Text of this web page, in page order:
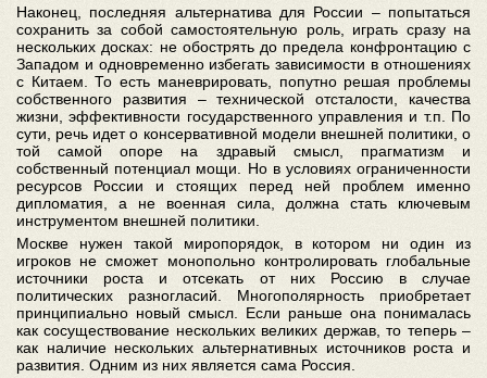
Наконец, последняя альтернатива для России – попытаться
сохранить за собой самостоятельную роль, играть сразу на
нескольких досках: не обострять до предела конфронтацию с
Западом и одновременно избегать зависимости в отношениях
с Китаем. То есть маневрировать, попутно решая проблемы
собственного развития – технической отсталости, качества
жизни, эффективности государственного управления и т.п. По
сути, речь идет о консервативной модели внешней политики, о
той самой опоре на здравый смысл, прагматизм и
собственный потенциал мощи. Но в условиях ограниченности
ресурсов России и стоящих перед ней проблем именно
дипломатия, а не военная сила, должна стать ключевым
инструментом внешней политики.
Москве нужен такой миропорядок, в котором ни один из
игроков не сможет монопольно контролировать глобальные
источники роста и отсекать от них Россию в случае
политических разногласий. Многополярность приобретает
принципиально новый смысл. Если раньше она понималась
как сосуществование нескольких великих держав, то теперь –
как наличие нескольких альтернативных источников роста и
развития. Одним из них является сама Россия.